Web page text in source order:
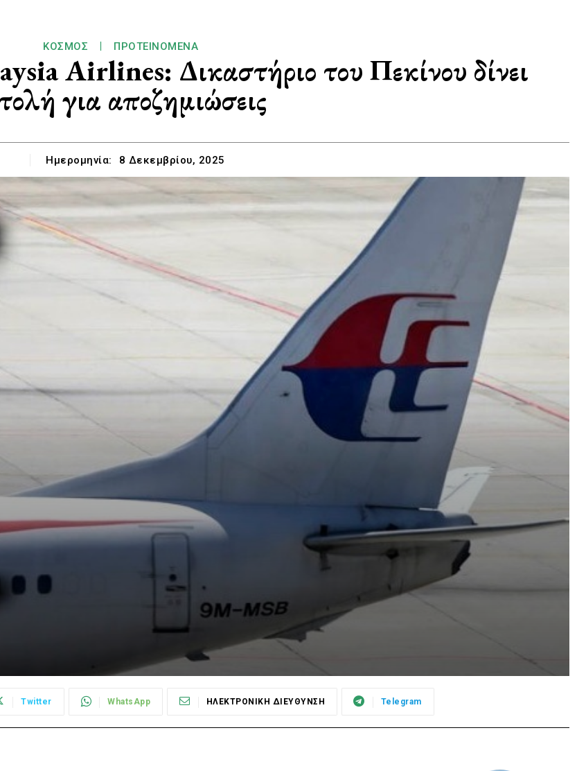
ΚΌΣΜΟΣ ΠΡΟΤΕΙΝΌΜΕΝΑ
Airlines: Δικαστήριο του Πεκίνου δίνει
για αποζημιώσεις
Ημερομηνία: 8 Δεκεμβρίου, 2025
Twitter WhatsApp ΗΛΕΚΤΡΟΝΙΚΗ ΔΙΕΥΘΥΝΣΗ Telegram